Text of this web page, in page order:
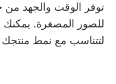
توفر الوقت والجهد من
للصور المصغرة.
لتتناسب مع نمط منتجك